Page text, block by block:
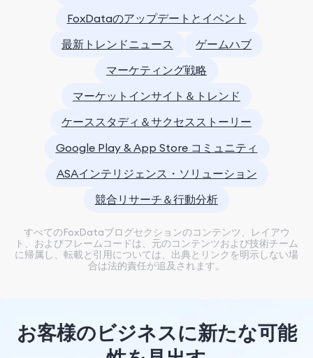
FoxDataのアップデートとイベント
最新トレンドニュース
ゲームハブ
マーケティング戦略
マーケットインサイト＆トレンド
ケーススタディ＆サクセスストーリー
Google Play & App Store コミュニティ
ASAインテリジェンス・ソリューション
競合リサーチ＆行動分析
すべてのFoxDataブログセクションのコンテンツ、レイアウ
ト、およびフレームコードは、元のコンテンツおよび技術チーム
に帰属し、転載と引用については、出典とリンクを明示しない場
合は法的責任が追及されます。
お客様のビジネスに新たな可能